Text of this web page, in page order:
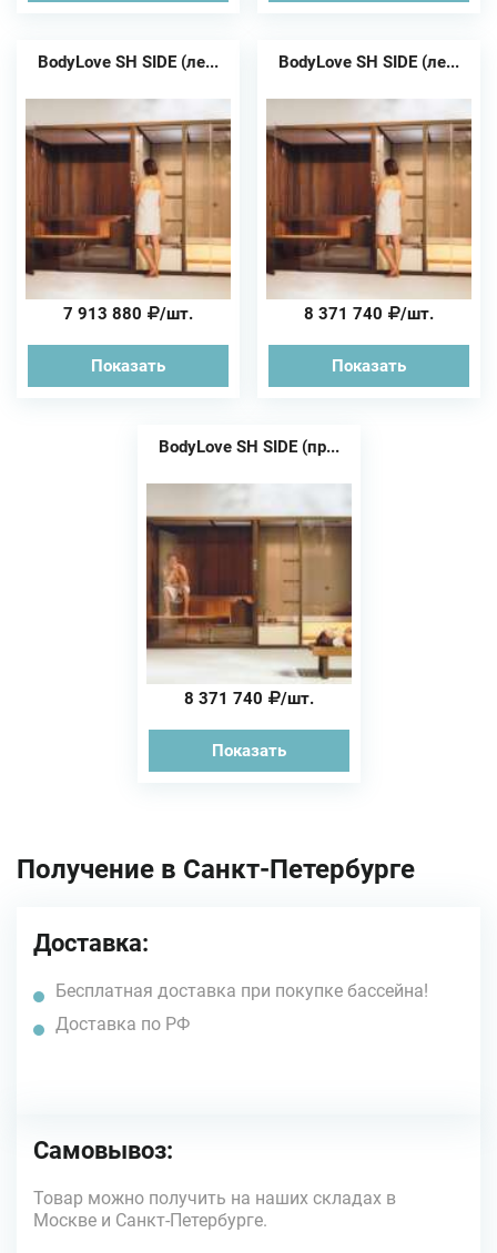
BodyLove SH SIDE (ле...
7 913 880 /шт.
Показать
BodyLove SH SIDE (ле...
8 371 740 /шт.
Показать
BodyLove SH SIDE (пр...
8 371 740 /шт.
Показать
Получение в Санкт-Петербурге
Доставка:
Бесплатная доставка при покупке бассейна!
Доставка по РФ
Самовывоз:
Товар можно получить на наших складах в
Москве и Санкт-Петербурге.